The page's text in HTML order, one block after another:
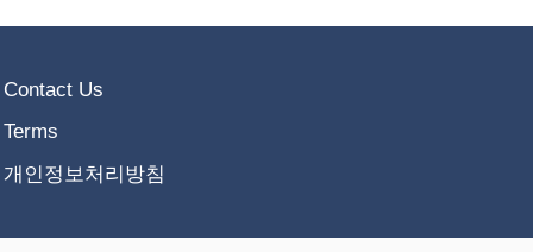
Contact Us
Terms
개인정보처리방침